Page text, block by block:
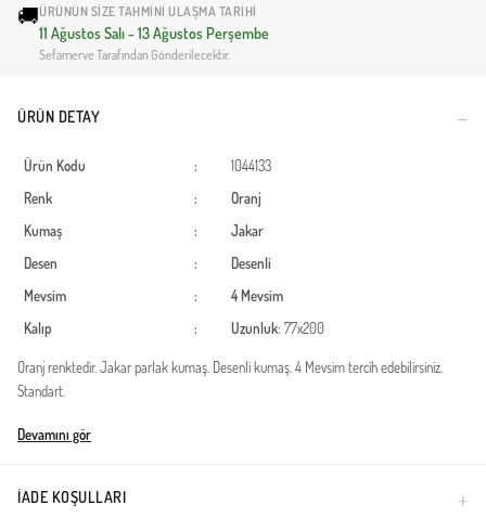
🚚ÜRÜNÜN SIZE TAHMINI ULAŞMA TARIHI
11 Ağustos Salı - 13 Ağustos Perşembe
Sefamerve Tarafından Gönderilecektir.
ÜRÜN DETAY
Ürün Kodu :
1044133
Renk
:
Oranj
Kumaş
:
Jakar
Desen
:
Desenli
Mevsim
:
4 Mevsim
Kalıp
: Uzunluk: 77x200
Oranj renktedir. Jakar parlak kumaş. Desenli kumaş. 4 Mevsim tercih edebilirsiniz.
Standart.
Türkiye'de üretilmiştir.
Devamını gör
İADE KOŞULLARI